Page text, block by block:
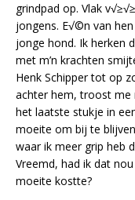
grindpad op. Vlak
jongens. E√©n van
jonge hond. Ik herken
met m’n krachten
Henk Schipper tot op
achter hem, troost me
het laatste stukje in
moeite om bij te
waar ik meer grip heb
Vreemd, had ik dat
moeite kostte?